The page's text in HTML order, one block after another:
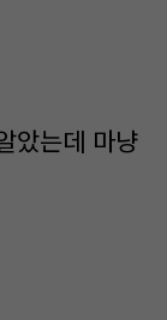
았는데 마냥